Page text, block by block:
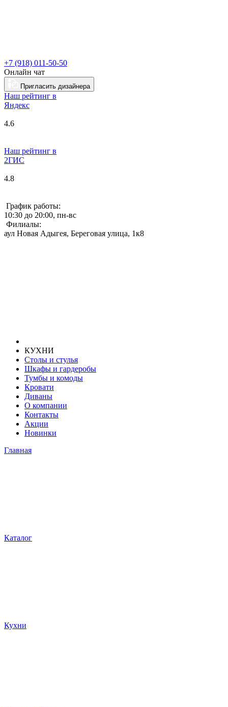
+7 (918) 011-50-50
Онлайн чат
Пригласить дизайнера
Наш рейтинг в
Яндекс
4.6
Наш рейтинг в
2ГИС
4.8
График работы:
10:30 до 20:00, пн-вс
Филиалы:
аул Новая Адыгея, Береговая улица, 1к8
КУХНИ
Столы и стулья
Шкафы и гардеробы
Тумбы и комоды
Кровати
Диваны
О компании
Контакты
Акции
Новинки
Главная
Каталог
Кухни